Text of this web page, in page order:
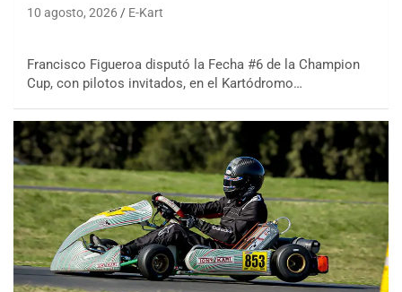
10 agosto, 2026 E-Kart
Francisco Figueroa disputó la Fecha #6 de la Champion
Cup, con pilotos invitados, en el Kartódromo…